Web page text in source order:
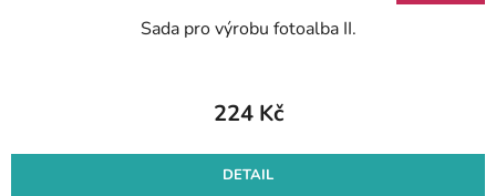
Sada pro výrobu fotoalba II.
224 Kč
DETAIL